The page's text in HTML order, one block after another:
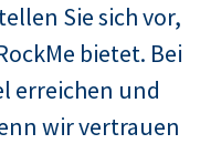
Sie sich vor,
bietet. Bei
erreichen und
wir vertrauen